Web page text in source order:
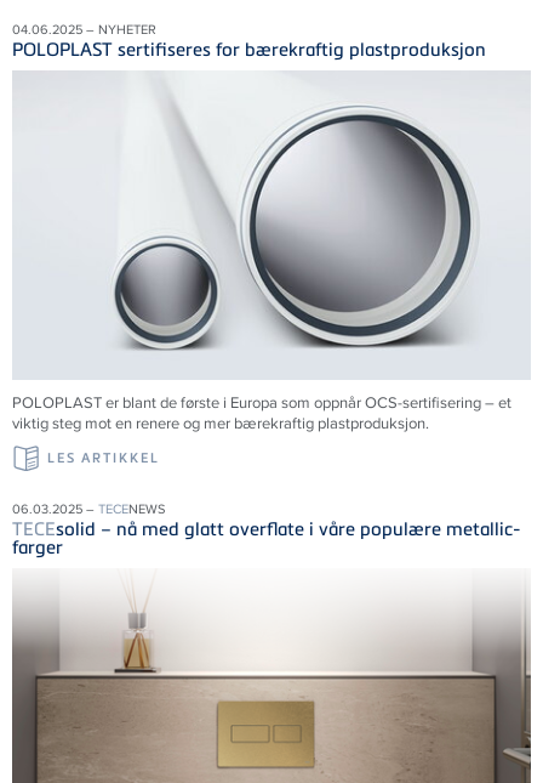
04.06.2025 – NYHETER
POLOPLAST sertifiseres for bærekraftig plastproduksjon
POLOPLAST er blant de første i Europa som oppnår OCS-sertifisering – et
viktig steg mot en renere og mer bærekraftig plastproduksjon.
LES ARTIKKEL
06.03.2025 – TECENEWS
TECEsolid – nå med glatt overflate i våre populære metallic-
farger